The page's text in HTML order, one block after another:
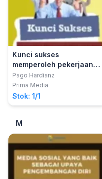
Kunci sukses
memperoleh pekerjaan
yang diimpikan
Pago Hardianz
Prima Media
Stok: 1/1
M